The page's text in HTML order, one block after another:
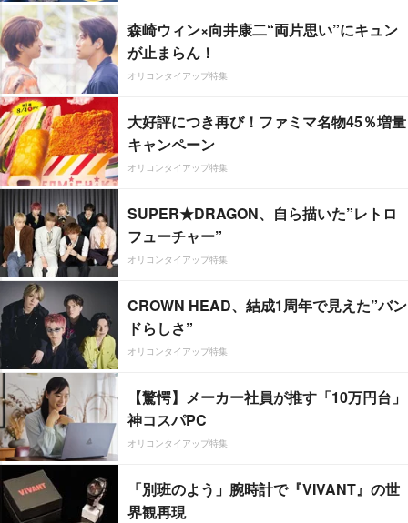
森崎ウィン×向井康二“両片思い”にキュン
が止まらん！
オリコンタイアップ特集
大好評につき再び！ファミマ名物45％増量
キャンペーン
オリコンタイアップ特集
SUPER★DRAGON、自ら描いた”レトロ
フューチャー”
オリコンタイアップ特集
CROWN HEAD、結成1周年で見えた”バン
ドらしさ”
オリコンタイアップ特集
【驚愕】メーカー社員が推す「10万円台」
神コスパPC
オリコンタイアップ特集
「別班のよう」腕時計で『VIVANT』の世
界観再現